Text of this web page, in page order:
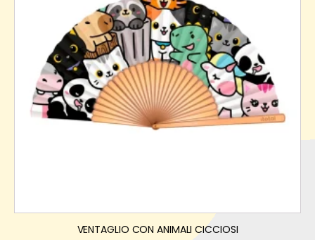
VENTAGLIO CON ANIMALI CICCIOSI